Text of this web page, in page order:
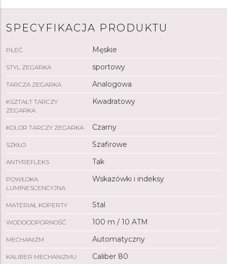
SPECYFIKACJA PRODUKTU
PŁEĆ Męskie
STYL ZEGARKA sportowy
TARCZA ZEGARKA Analogowa
KSZTAŁT TARCZY
ZEGARKA
Kwadratowy
KOLOR TARCZY ZEGARKA Czarny
SZKŁO Szafirowe
ANTYREFLEKS Tak
POWŁOKA
LUMINESCENCYJNA
Wskazówki i indeksy
MATERIAŁ KOPERTY Stal
WODOODPORNOŚĆ 100 m / 10 ATM
MECHANIZM Automatyczny
KALIBER MECHANIZMU Caliber 80